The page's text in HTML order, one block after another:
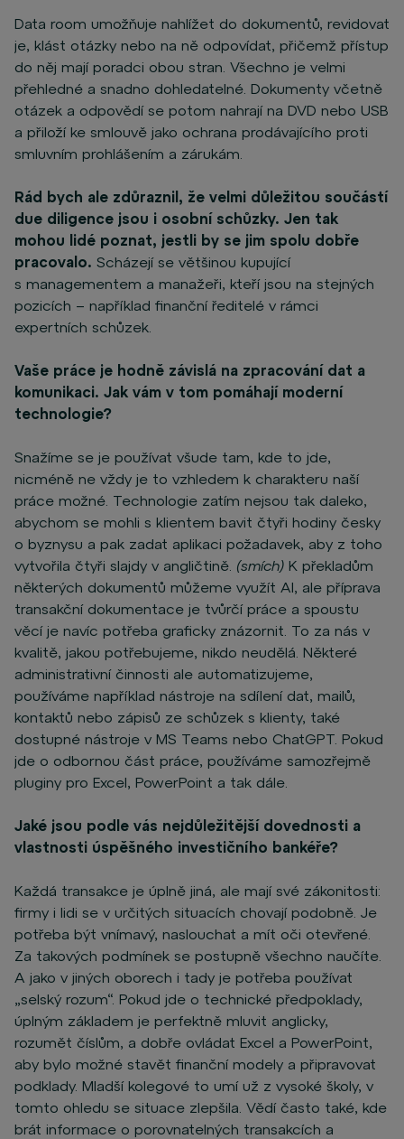
Data room umožňuje nahlížet do dokumentů, revidovat
je, klást otázky nebo na ně odpovídat, přičemž přístup
do něj mají poradci obou stran. Všechno je velmi
přehledné a snadno dohledatelné. Dokumenty včetně
otázek a odpovědí se potom nahrají na DVD nebo USB
a přiloží ke smlouvě jako ochrana prodávajícího proti
smluvním prohlášením a zárukám.
Rád bych ale zdůraznil, že velmi důležitou součástí
due diligence jsou i osobní schůzky. Jen tak
mohou lidé poznat, jestli by se jim spolu dobře
pracovalo. Scházejí se většinou kupující
s managementem a manažeři, kteří jsou na stejných
pozicích – například finanční ředitelé v rámci
expertních schůzek.
Vaše práce je hodně závislá na zpracování dat a
komunikaci. Jak vám v tom pomáhají moderní
technologie?
Snažíme se je používat všude tam, kde to jde,
nicméně ne vždy je to vzhledem k charakteru naší
práce možné. Technologie zatím nejsou tak daleko,
abychom se mohli s klientem bavit čtyři hodiny česky
o byznysu a pak zadat aplikaci požadavek, aby z toho
vytvořila čtyři slajdy v angličtině. (smích) K překladům
některých dokumentů můžeme využít AI, ale příprava
transakční dokumentace je tvůrčí práce a spoustu
věcí je navíc potřeba graficky znázornit. To za nás v
kvalitě, jakou potřebujeme, nikdo neudělá. Některé
administrativní činnosti ale automatizujeme,
používáme například nástroje na sdílení dat, mailů,
kontaktů nebo zápisů ze schůzek s klienty, také
dostupné nástroje v MS Teams nebo ChatGPT. Pokud
jde o odbornou část práce, používáme samozřejmě
pluginy pro Excel, PowerPoint a tak dále.
Jaké jsou podle vás nejdůležitější dovednosti a
vlastnosti úspěšného investičního bankéře?
Každá transakce je úplně jiná, ale mají své zákonitosti:
firmy i lidi se v určitých situacích chovají podobně. Je
potřeba být vnímavý, naslouchat a mít oči otevřené.
Za takových podmínek se postupně všechno naučíte.
A jako v jiných oborech i tady je potřeba používat
„selský rozum“. Pokud jde o technické předpoklady,
úplným základem je perfektně mluvit anglicky,
rozumět číslům, a dobře ovládat Excel a PowerPoint,
aby bylo možné stavět finanční modely a připravovat
podklady. Mladší kolegové to umí už z vysoké školy, v
tomto ohledu se situace zlepšila. Vědí často také, kde
brát informace o porovnatelných transakcích a